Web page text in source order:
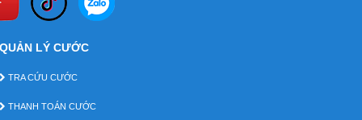
QUẢN LÝ CƯỚC
TRA CỨU CƯỚC
THANH TOÁN CƯỚC